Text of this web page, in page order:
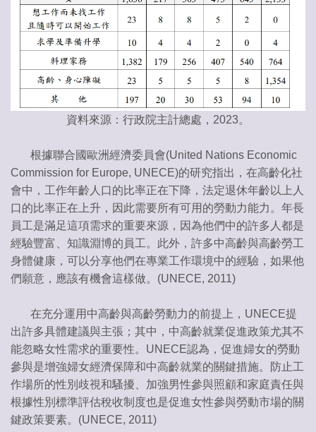
資料來源：行政院主計總處，2023。
根據聯合國歐洲經濟委員會(United Nations Economic
Commission for Europe, UNECE)的研究指出，在高齡化社
會中，工作年齡人口的比率正在下降，法定退休年齡以上人
口的比率正在上升，因此需要所有可用的勞動力能力。年長
員工是滿足這項需求的重要來源，因為他們中的許多人都是
經驗豐富、知識淵博的員工。此外，許多中高齡與高齡勞工
身體健康，可以分享他們在專業工作環境中的經驗，如果他
們願意，應該有機會這樣做。(UNECE, 2011)
在充分運用中高齡與高齡勞動力的前提上，UNECE提
出許多具體建議與主張；其中，中高齡就業促進政策尤其不
能忽略女性需求的重要性。UNECE認為，促進婦女的勞動
參與是增強婦女經濟保障和中高齡就業的關鍵措施。防止工
作場所的性別歧視和騷擾、加強男性參與照顧和家庭責任與
根據性別標準評估稅收制度也是促進女性參與勞動市場的關
鍵政策要素。(UNECE, 2011)